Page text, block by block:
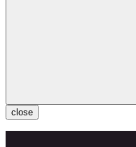
close